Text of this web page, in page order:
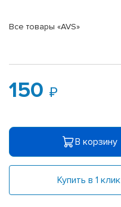
Все товары «AVS»
150
В корзину
Купить в 1 клик